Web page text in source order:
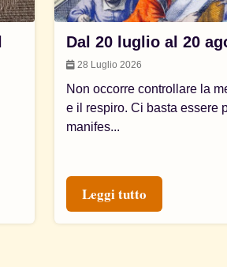
Dal 20 luglio al 20
28 Luglio 2026
Non occorre controllare la
e il respiro. Ci basta essere
manifes...
Leggi tutto